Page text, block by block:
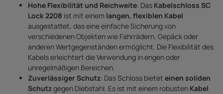
Hohe Flexibilität und Reichweite: Das Kabelschloss SC
Lock 2208 ist mit einem langen, flexiblen Kabel
ausgestattet, das eine einfache Sicherung von
verschiedenen Objekten wie Fahrrädern, Gepäck oder
anderen Wertgegenständen ermöglicht. Die Flexibilität des
Kabels erleichtert die Verwendung in engen oder
unregelmäßigen Bereichen.
Zuverlässiger Schutz: Das Schloss bietet einen soliden
Schutzgegen Diebstahl. Es ist mit einem robusten Kabel